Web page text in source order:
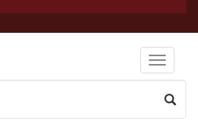
Toggle